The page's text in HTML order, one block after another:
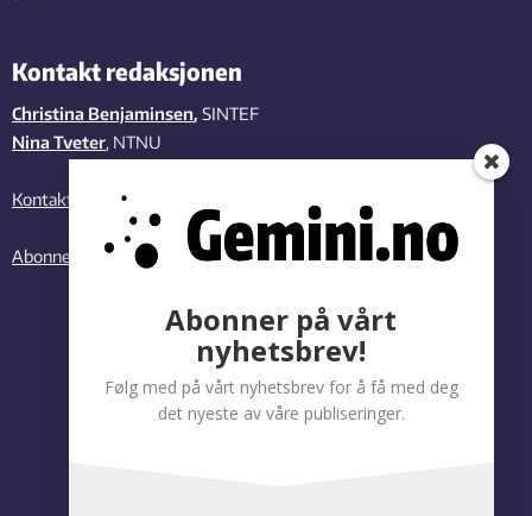
Kontakt redaksjonen
Christina Benjaminsen, SINTEF
Nina Tveter, NTNU
Kontakt oss
Abonner på vårt nyhetsbrev
Abonner på vårt
nyhetsbrev!
Følg med på vårt nyhetsbrev for å få med deg
det nyeste av våre publiseringer.